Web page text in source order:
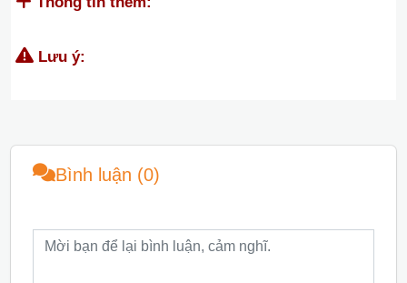
Lưu ý:
Bình luận (0)